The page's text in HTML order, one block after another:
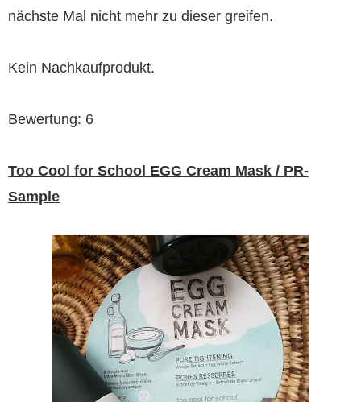
nächste Mal nicht mehr zu dieser greifen.
Kein Nachkaufprodukt.
Bewertung: 6
Too Cool for School EGG Cream Mask / PR-
Sample